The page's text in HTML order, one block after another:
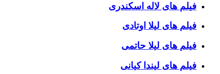
فیلم های لاله اسکندری
فیلم های لیلا اوتادی
فیلم های لیلا حاتمی
فیلم های لیندا کیانی